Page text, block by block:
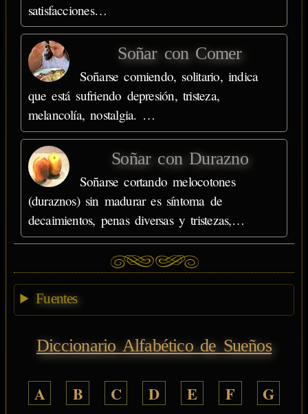
satisfacciones…
Soñar con Comer
Soñarse comiendo, solitario, indica
que está sufriendo depresión, tristeza,
melancolía, nostalgia. …
Soñar con Durazno
Soñarse cortando melocotones
(duraznos) sin madurar es síntoma de
decaimientos, penas diversas y tristezas,…
Fuentes
Diccionario Alfabético de Sueños
A B C D E F
G